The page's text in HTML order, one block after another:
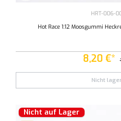
HRT-006-
Hot Race 1:12 Moosgummi
8,20 €*
Nicht
Nicht auf Lager